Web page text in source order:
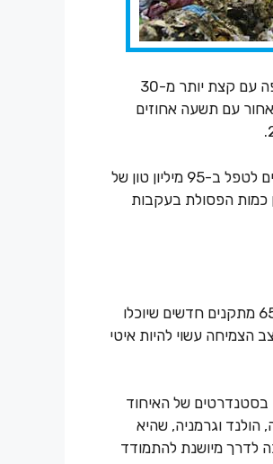
למרות הגידול המשמעותי בתחום בסין וההתפתחות ביפן, אסיה נמצאת מאחורי אירופה עם קצת יותר מ-30
עם תשעה אחוזים
באמצע 2013, כ-520 מתקנים לייצור אנרגיה מפסולת פעלו באירופה. הם היו מסוגלים לטפל ב-95 מיליון טון של
כמות הפסולת בעקבות
התחזית לחמש השנים הבאות היא שבשוק ייצור האנרגיה מפסולת באירופה יוקמו כ-65 מתקנים חדשים שיוכלו
קצב הצמיחה עשוי להיות איטי
בסטנדרטים של האיחוד
הולנד וגרמניה, שהיא
לדרך מיושנת להתמודד